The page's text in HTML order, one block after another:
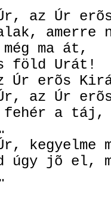
az Úr
amerre
ma át,
föld Urát!
Úr erõs
az Úr
a táj,
kegyelme
úgy jõ el,